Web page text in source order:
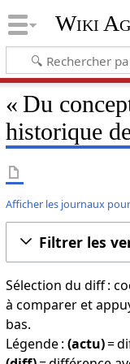
Wiki
« Du
historique
Afficher les journaux
Filtrer les
Sélection du diff :
à comparer et
bas.
Légende : (actu)=